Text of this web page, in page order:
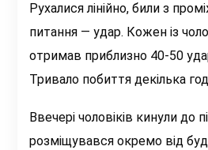
Рухалися лінійно, били з
питання — удар. Кожен із
отримав приблизно 40-50
Тривало побиття декілька
Ввечері чоловіків кинули до
розміщувався окремо від